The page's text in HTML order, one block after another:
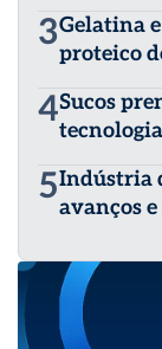
3Gelatina
proteico
4Sucos
5Indústria
avanços